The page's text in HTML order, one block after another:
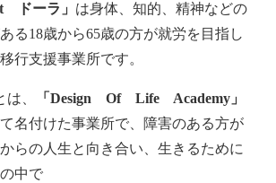
ドーラ」 は身体、知的、精神などの
る18歳から65歳の方が就労を目指し
行支援事業所です。
、
「Design Of Life Academy」
名付けた事業所で、障害のある方が
らの人生と向き合い、生きるために
中で